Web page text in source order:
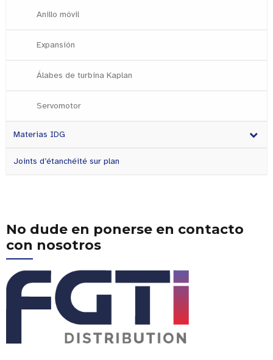
Anillo móvil
Expansión
Álabes de turbina Kaplan
Servomotor
Materias IDG
Joints d’étanchéité sur plan
No dude en ponerse en contacto
con nosotros